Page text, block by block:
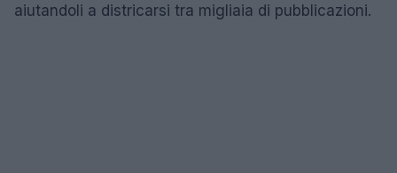
aiutandoli a districarsi tra migliaia di pubblicazioni.